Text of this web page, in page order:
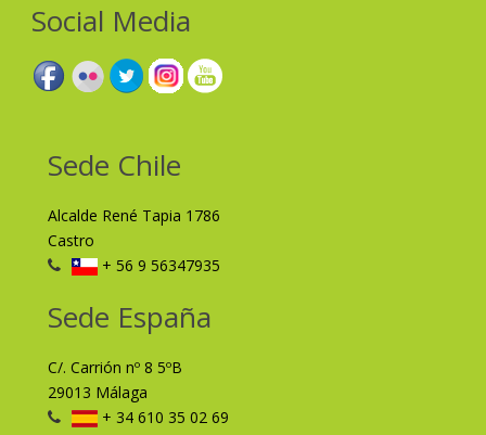
Social Media
Sede Chile
Alcalde René Tapia 1786
Castro
+ 56 9 56347935
Sede España
C/. Carrión nº 8 5ºB
29013 Málaga
+ 34 610 35 02 69